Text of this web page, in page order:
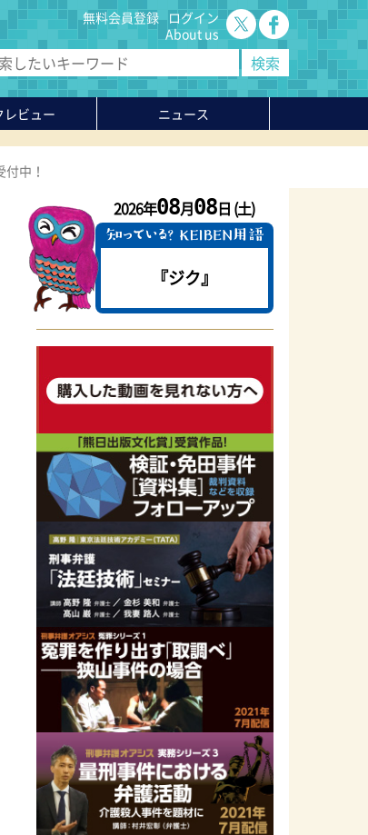
無料会員登録 ログイン
About us
レビュー
ニュース
中！
2026年08月08日 (土)
『ジク』